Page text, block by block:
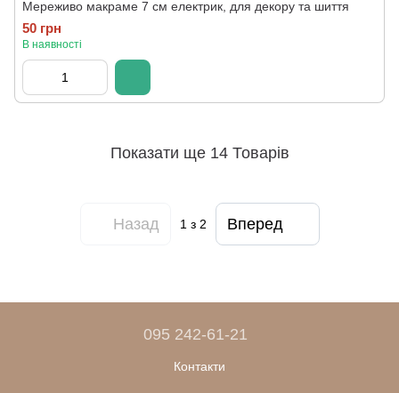
Мереживо макраме 7 см електрик, для декору та шиття
50 грн
В наявності
Показати ще 14 Товарів
Назад 1 з 2 Вперед
095 242-61-21
Контакти